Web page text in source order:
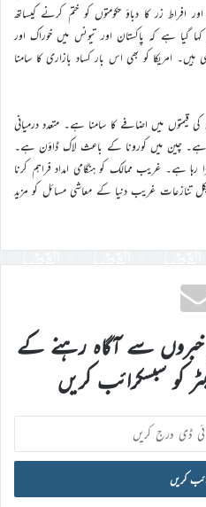
افراط زر کا دباؤ حکومتوں کو ختم کرنے کیساتھ
گیا ہے کہ پاکستان اور تیونس میں خوراک اور
امریکا کو بھی اس بار کساد بازاری کا سامنا
قیمتوں میں اضافے کا سامنا ہے۔ متعدد درمیانی
ہے۔ چین میں کورونا کے باعث لاک ڈاؤن ہے۔
ہے۔ غریب ممالک کو ہنگامی امداد فراہم کرنا
تنازعات غریب دنیا کے معاشی مسائل کو مزید
خبروں سے آگاہ رہنے کے
کو سبسکرائب کریں